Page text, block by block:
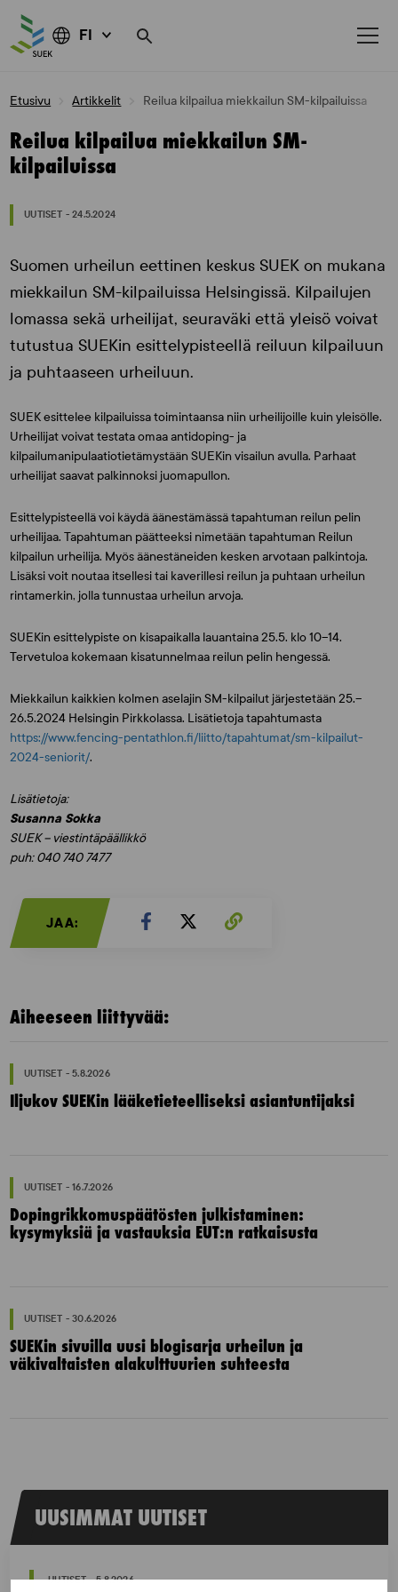
FI
Etusivu Artikkelit Reilua kilpailua miekkailun SM-kilpailuissa
Reilua kilpailua miekkailun SM-
kilpailuissa
UUTISET - 24.5.2024
Suomen urheilun eettinen keskus SUEK on mukana
miekkailun SM-kilpailuissa Helsingissä. Kilpailujen
lomassa sekä urheilijat, seuraväki että yleisö voivat
tutustua SUEKin esittelypisteellä reiluun kilpailuun
ja puhtaaseen urheiluun.
SUEK esittelee kilpailuissa toimintaansa niin urheilijoille kuin yleisölle.
Urheilijat voivat testata omaa antidoping- ja
kilpailumanipulaatiotietämystään SUEKin visailun avulla. Parhaat
urheilijat saavat palkinnoksi juomapullon.
Esittelypisteellä voi käydä äänestämässä tapahtuman reilun pelin
urheilijaa. Tapahtuman päätteeksi nimetään tapahtuman Reilun
kilpailun urheilija. Myös äänestäneiden kesken arvotaan palkintoja.
Lisäksi voit noutaa itsellesi tai kaverillesi reilun ja puhtaan urheilun
rintamerkin, jolla tunnustaa urheilun arvoja.
SUEKin esittelypiste on kisapaikalla lauantaina 25.5. klo 10–14.
Tervetuloa kokemaan kisatunnelmaa reilun pelin hengessä.
Miekkailun kaikkien kolmen aselajin SM-kilpailut järjestetään 25.–
26.5.2024 Helsingin Pirkkolassa. Lisätietoja tapahtumasta
https://www.fencing-pentathlon.fi/liitto/tapahtumat/sm-kilpailut-
2024-seniorit/.
Lisätietoja:
Susanna Sokka
SUEK – viestintäpäällikkö
puh: 040 740 7477
JAA:
Aiheeseen liittyvää:
UUTISET - 5.8.2026
Iljukov SUEKin lääketieteelliseksi asiantuntijaksi
UUTISET - 16.7.2026
Dopingrikkomuspäätösten julkistaminen:
kysymyksiä ja vastauksia EUT:n ratkaisusta
UUTISET - 30.6.2026
SUEKin sivuilla uusi blogisarja urheilun ja
väkivaltaisten alakulttuurien suhteesta
UUSIMMAT UUTISET
UUTISET - 5.8.2026